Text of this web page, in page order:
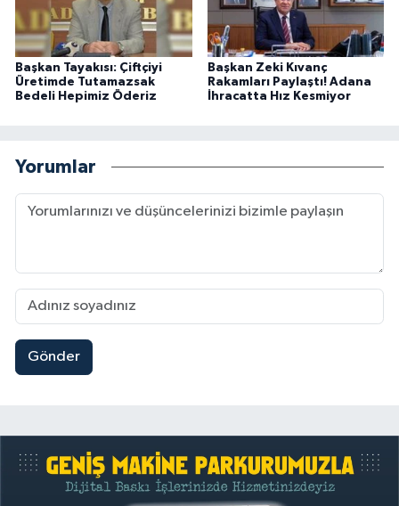
Başkan Tayakısı: Çiftçiyi
Üretimde Tutamazsak
Bedeli Hepimiz Öderiz
Başkan Zeki Kıvanç
Rakamları Paylaştı! Adana
İhracatta Hız Kesmiyor
Yorumlar
Gönder